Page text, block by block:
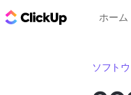
ClickUp ブ
ホーム
ソフト